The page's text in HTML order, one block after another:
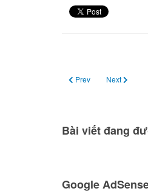
Previous article: Ngày
Prev Next article:
Next
Bài viết đang
Google